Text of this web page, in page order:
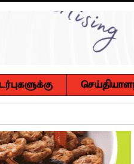
ரூபா! ஹாஷிம் உமர்
விழிப்புணர்வு